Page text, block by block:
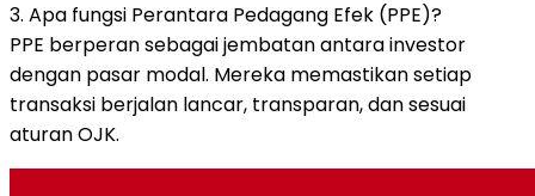
3. Apa fungsi Perantara Pedagang Efek (PPE)?
PPE berperan sebagai jembatan antara investor
dengan pasar modal. Mereka memastikan setiap
transaksi berjalan lancar, transparan, dan sesuai
aturan OJK.